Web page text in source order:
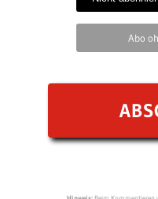
Abo